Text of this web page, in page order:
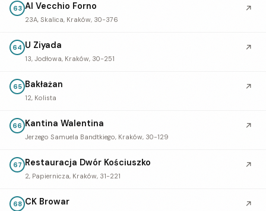
63 Al Vecchio Forno
23A, Skalica, Kraków, 30-376
↗
64 U Ziyada
13, Jodłowa, Kraków, 30-251
↗
65 Bakłażan
12, Kolista
↗
66 Kantina Walentina
Jerzego Samuela Bandtkiego, Kraków, 30-129
↗
67 Restauracja Dwór Kościuszko
2, Papiernicza, Kraków, 31-221
↗
68 CK Browar ↗